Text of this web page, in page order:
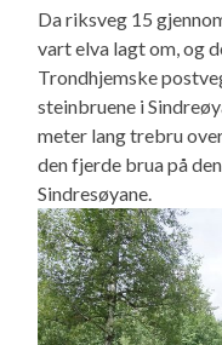
Da riksveg 15
vart elva lagt om, og
Trondhjemske
steinbruene i
meter lang trebru
den fjerde brua på
Sindresøyane.